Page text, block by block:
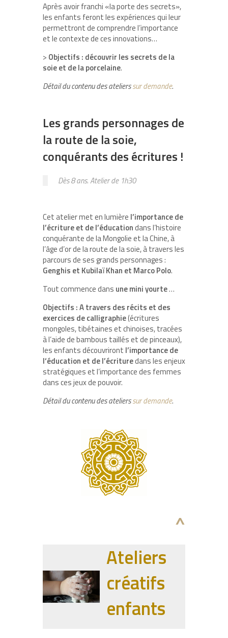
Après avoir franchi «la porte des secrets»,
les enfants feront les expériences qui leur
permettront de comprendre l’importance
et le contexte de ces innovations…
> Objectifs : découvrir les secrets de la
soie et de la porcelaine.
Détail du contenu des atelierssur demande.
Les grands personnages de
la route de la soie,
conquérants des écritures !
Dès 8 ans. Atelier de 1h30
Cet atelier met en lumière l’importance de
l’écriture et de l’éducationdans l’histoire
conquérante de la Mongolie et la Chine, à
l’âge d’or de la route de la soie, à travers les
parcours de ses grands personnages :
Genghis et Kubilaï Khan et Marco Polo.
Tout commence dans une mini yourte…
Objectifs : A travers des récits et des
exercices de calligraphie(écritures
mongoles, tibétaines et chinoises, tracées
à l’aide de bambous taillés et de pinceaux),
les enfants découvriront l’importance de
l‘éducation et de l’écrituredans les enjeux
stratégiques et l’importance des femmes
dans ces jeux de pouvoir.
Détail du contenu des atelierssur demande.
^
Ateliers
créatifs
enfants